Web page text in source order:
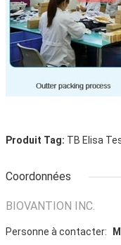
Produit Tag: TB Elisa
Coordonnées
BIOVANTION INC.
Personne à contacter: